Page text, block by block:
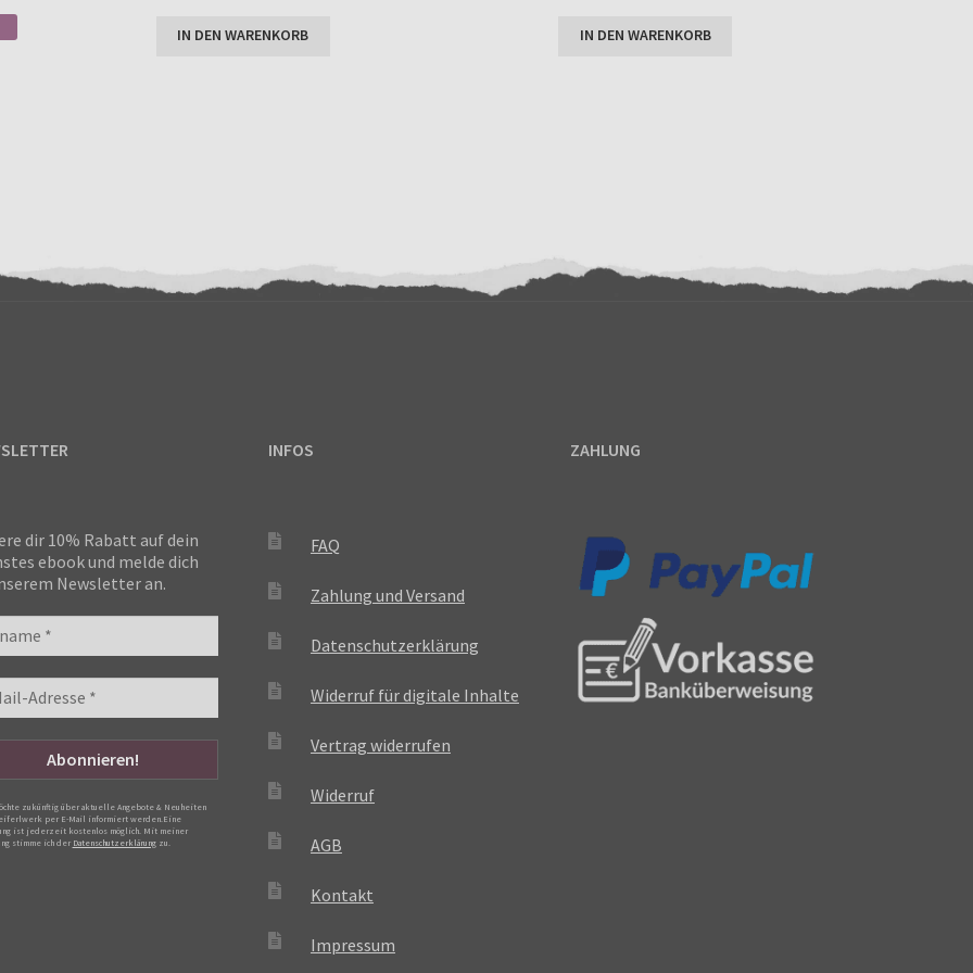
IN DEN WARENKORB IN DEN WARENKORB
dir 10% Rabatt auf dein
ebook und melde dich
Newsletter an.
zukünftig über aktuelle Angebote & Neuheiten
per E-Mail informiert werden.Eine
ist jederzeit kostenlos möglich. Mit meiner
stimme ich der Datenschutzerklärungzu.
INFOS
FAQ
Zahlung und Versand
Datenschutzerklärung
Widerruf für digitale Inhalte
Vertrag widerrufen
Widerruf
AGB
Kontakt
Impressum
ZAHLUNG